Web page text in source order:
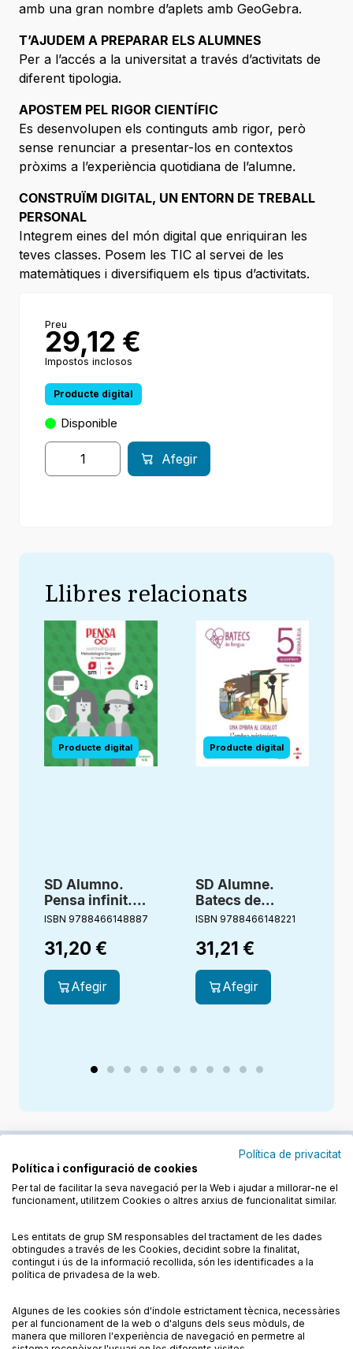
amb una gran nombre d’aplets amb GeoGebra.
T’AJUDEM A PREPARAR ELS ALUMNES
Per a l’accés a la universitat a través d’activitats de
diferent tipologia.
APOSTEM PEL RIGOR CIENTÍFIC
Es desenvolupen els continguts amb rigor, però
sense renunciar a presentar-los en contextos
pròxims a l’experiència quotidiana de l’alumne.
CONSTRUÏM DIGITAL, UN ENTORN DE TREBALL
PERSONAL
Integrem eines del món digital que enriquiran les
teves classes. Posem les TIC al servei de les
matemàtiques i diversifiquem els tipus d’activitats.
Preu
29,12 €
Impostos inclosos
Producte digital
Disponible
Afegir
Llibres relacionats
SD Alumno.
Pensa infinit.
Matemàtiques.
Singapur. 4
Primària. Cruïlla
ISBN 9788466148887
31,20 €
Afegir
SD Alumne.
Batecs de
Llengua. 5
ISBN 9788466148221
31,21 €
Afegir
Descobreix els llibres a les llengües cooficials
Condicions de compra
Condicions d’ús
Política de cookies
Política de privadesa FAQs
Política de privacitat
Política i configuració de cookies
Per tal de facilitar la seva navegació per la Web i ajudar a millorar-ne el
funcionament, utilitzem Cookies o altres arxius de funcionalitat similar.
Les entitats de grup SM responsables del tractament de les dades
obtingudes a través de les Cookies, decidint sobre la finalitat,
contingut i ús de la informació recollida, són les identificades a la
política de privadesa de la web.
Algunes de les cookies són d'índole estrictament tècnica, necessàries
per al funcionament de la web o d'alguns dels seus mòduls, de
manera que milloren l'experiència de navegació en permetre al